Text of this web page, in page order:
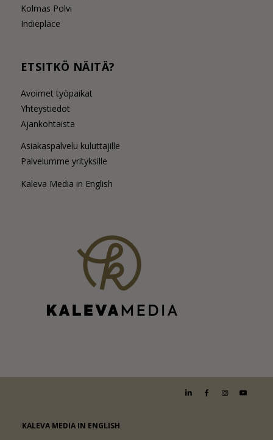
Kolmas Polvi
Indieplace
ETSITKÖ NÄITÄ?
Avoimet työpaikat
Yhteystiedot
Ajankohtaista
Asiakaspalvelu kuluttajille
Palvelumme yrityksille
Kaleva Media in English
KALEVA MEDIA IN ENGLISH